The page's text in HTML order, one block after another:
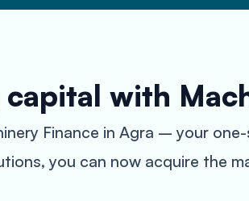
with
Finance in Agra – your
you can now acquire the